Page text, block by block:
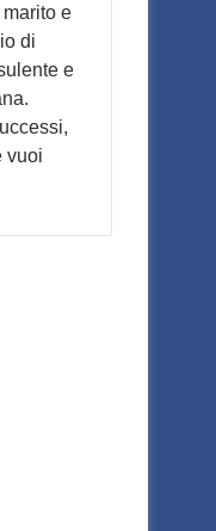
marito e
di
e
vuoi